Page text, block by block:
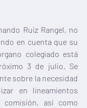
Ruiz Rangel, no
en cuenta que su
colegiado está
3 de julio. Se
sobre la necesidad
en lineamientos
así como